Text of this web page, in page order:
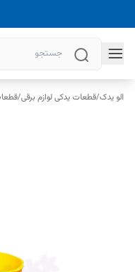
الو یدک/قطعات یدکی لوازم برقی/